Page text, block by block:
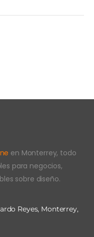
en Monterrey, todo
para negocios,
sobre diseño.
Reyes, Monterrey,